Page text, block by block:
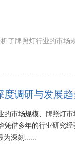
了牌照灯行业的市
度调研与发展
的市场规模、牌照灯
借多年的行业研究
为深刻......